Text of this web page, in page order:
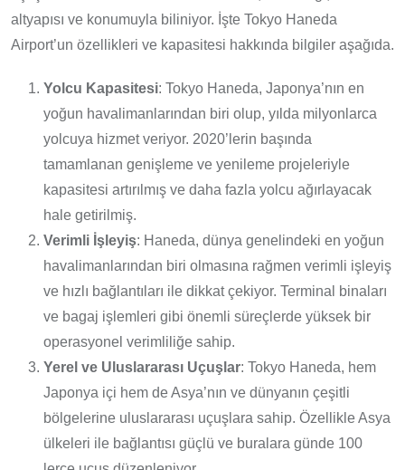
altyapısı ve konumuyla biliniyor. İşte Tokyo Haneda
Airport’un özellikleri ve kapasitesi hakkında bilgiler aşağıda.
Yolcu Kapasitesi: Tokyo Haneda, Japonya’nın en
yoğun havalimanlarından biri olup, yılda milyonlarca
yolcuya hizmet veriyor. 2020’lerin başında
tamamlanan genişleme ve yenileme projeleriyle
kapasitesi artırılmış ve daha fazla yolcu ağırlayacak
hale getirilmiş.
Verimli İşleyiş: Haneda, dünya genelindeki en yoğun
havalimanlarından biri olmasına rağmen verimli işleyiş
ve hızlı bağlantıları ile dikkat çekiyor. Terminal binaları
ve bagaj işlemleri gibi önemli süreçlerde yüksek bir
operasyonel verimliliğe sahip.
Yerel ve Uluslararası Uçuşlar: Tokyo Haneda, hem
Japonya içi hem de Asya’nın ve dünyanın çeşitli
bölgelerine uluslararası uçuşlara sahip. Özellikle Asya
ülkeleri ile bağlantısı güçlü ve buralara günde 100